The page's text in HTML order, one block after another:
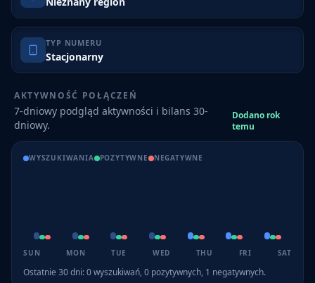
TYP NUMERU
Stacjonarny
AKTYWNOŚĆ POŁĄCZEŃ
7-dniowy podgląd aktywności i bilans 30-
dniowy.
Dodano rok
temu
WYSZUKIWANIA POZYTYWNE NEGATYWNE
SUN MON TUE WED THU FRI SAT
Ostatnie 30 dni:0wyszukiwań,0 pozytywnych, 1 negatywnych.